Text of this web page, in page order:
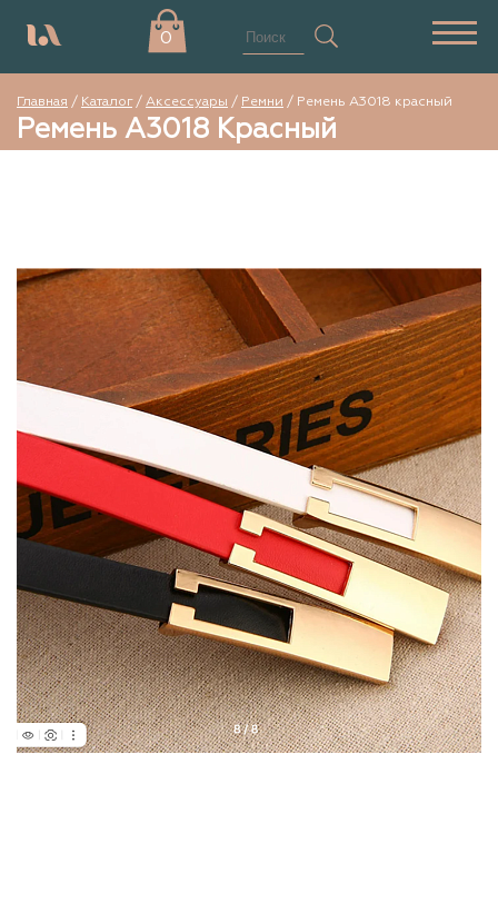
0
Главная / Каталог/ Аксессуары / Ремни / Ремень А3018 красный
Ремень А3018 Красный